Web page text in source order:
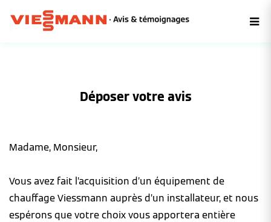
Déposer votre avis
Madame, Monsieur,
Vous avez fait l’acquisition d’un équipement de
chauffage Viessmann auprès d’un installateur, et nous
espérons que votre choix vous apportera entière